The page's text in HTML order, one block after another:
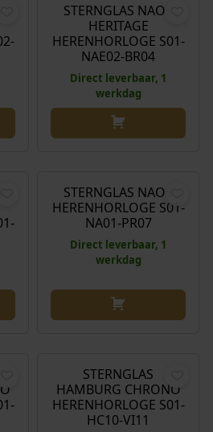
STERNGLAS NAOS
HERITAGE
HERENHORLOGE S01-
NAE02-BR04
Direct leverbaar, 1
werkdag
STERNGLAS NAOS
HERENHORLOGE S01-
NA01-PR07
Direct leverbaar, 1
werkdag
STERNGLAS
HAMBURG CHRONO
HERENHORLOGE S01-
HC10-VI11